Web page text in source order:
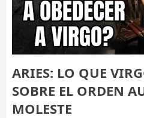
ARIES: LO QUE
SOBRE EL ORDEN
MOLESTE